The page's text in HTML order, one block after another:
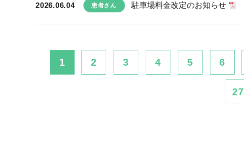
2026.06.04 患者さん 駐車場料金改定のお知らせ
1 2 3 4 5 6
27